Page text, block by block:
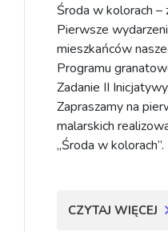
Środa w kolorach –
Pierwsze
mieszkańców
Programu
Zadanie II
Zapraszamy na
malarskich
„Środa w kolorach”.
CZYTAJ WIĘCEJ